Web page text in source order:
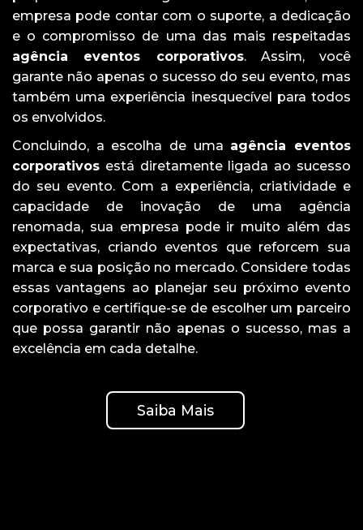
empresa pode contar com o suporte, a dedicação
e o compromisso de uma das mais respeitadas
agência eventos corporativos. Assim, você
garante não apenas o sucesso do seu evento, mas
também uma experiência inesquecível para todos
os envolvidos.
Concluindo, a escolha de uma agência eventos
corporativos está diretamente ligada ao sucesso
do seu evento. Com a experiência, criatividade e
capacidade de inovação de uma agência
renomada, sua empresa pode ir muito além das
expectativas, criando eventos que reforcem sua
marca e sua posição no mercado. Considere todas
essas vantagens ao planejar seu próximo evento
corporativo e certifique-se de escolher um parceiro
que possa garantir não apenas o sucesso, mas a
excelência em cada detalhe.
Saiba Mais